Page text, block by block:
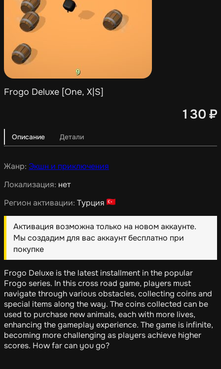
Frogo Deluxe [One, X|S]
130 ₽
Описание Детали
Жанр: Экшн и приключения
Локализация: нет
Регион активации: Турция
Активация возможна только на новом аккаунте.
Мы создадим для вас аккаунт бесплатно при
покупке
Frogo Deluxe is the latest installment in the popular
Frogo series. In this cross road game, players must
navigate through various obstacles, collecting coins and
special items along the way. The coins collected can be
used to purchase new animals, each with more lives,
enhancing the gameplay experience. The game is infinite,
becoming more challenging as players achieve higher
scores. How far can you go?